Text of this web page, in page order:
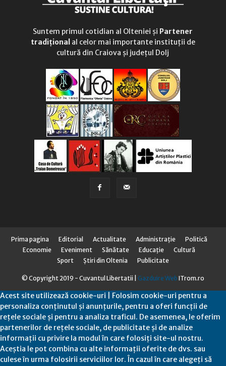
Suntem primul cotidian al Olteniei și Partener
tradițional al celor mai importante instituții de
cultură din Craiova și județul Dolj
Prima pagina Editorial Actualitate Administraţie
Politică
Economie
Eveniment Sănătate Educaţie
Cultură
Sport
Știri din Oltenia Publicitate
© Copyright 2019 - Cuvantul Libertatii | Gazduire Web ITrom.ro
Acest site utilizează cookie-uri | Folosim cookie-uri pentru a
personaliza conținutul și anunțurile, pentru a oferi funcții de
rețele sociale și pentru a analiza traficul. De asemenea, le oferim
partenerilor de rețele sociale, de publicitate și de analize
informații cu privire la modul în care folosiți site-ul nostru.
Aceștia le pot combina cu alte informații oferite de dvs. sau
culese în urma folosirii serviciilor lor. În cazul în care alegeți să